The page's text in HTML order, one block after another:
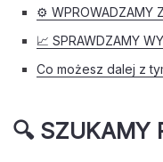
⚙️ WPROWADZAMY
📈 SPRAWDZAMY
Co możesz dalej z
🔍 SZUKAMY